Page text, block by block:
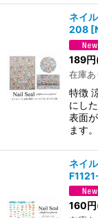
ネイ
208 [
189円
在庫あ
特徴
にし
表面
ます
ネイ
160円